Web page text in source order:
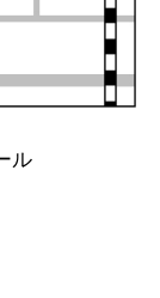
ル